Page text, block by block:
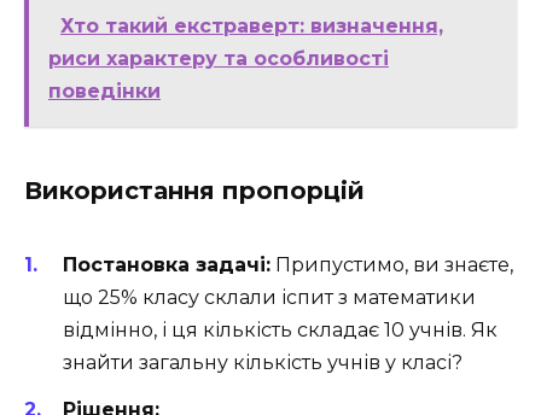
Хто такий екстраверт: визначення,
риси характеру та особливості
поведінки
Використання пропорцій
Постановка задачі: Припустимо, ви знаєте,
що 25% класу склали іспит з математики
відмінно, і ця кількість складає 10 учнів. Як
знайти загальну кількість учнів у класі?
Рішення: